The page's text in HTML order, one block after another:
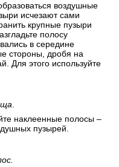
воздушные
исчезают сами
крупные пузыри
полосу
в середине
стороны, дробя на
Для этого используйте
.
наклеенные полосы –
пузырей.